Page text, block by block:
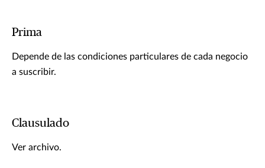
Prima
Depende de las condiciones particulares de cada negocio
a suscribir.
Clausulado
Ver archivo.